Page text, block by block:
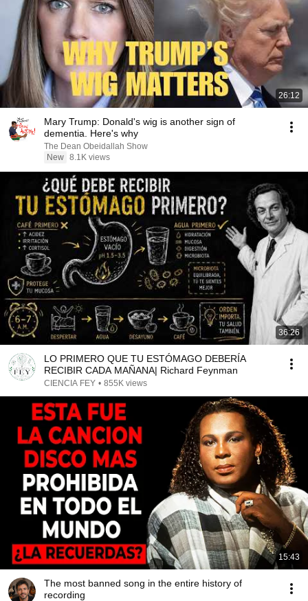
26:12
Mary Trump: Donald's wig is another sign of
dementia. Here's why
The Dean Obeidallah Show
New 8.1K views
36:26
LO PRIMERO QUE TU ESTÓMAGO DEBERÍA
RECIBIR CADA MAÑANA| Richard Feynman
CIENCIA FEY • 855K views
15:43
The most banned song in the entire history of
recording